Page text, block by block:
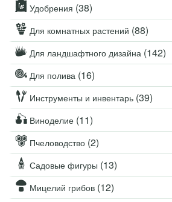
Удобрения (38)
Для комнатных растений (88)
Для ландшафтного дизайна (142)
Для полива (16)
Инструменты и инвентарь (39)
Виноделие (11)
Пчеловодство (2)
Садовые фигуры (13)
Мицелий грибов (12)